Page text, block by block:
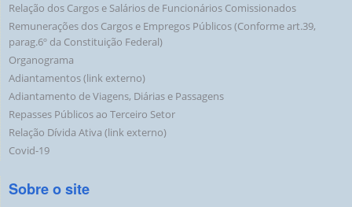
Relação dos Cargos e Salários de Funcionários Comissionados
Remunerações dos Cargos e Empregos Públicos (Conforme art.39,
parag.6º da Constituição Federal)
Organograma
Adiantamentos (link externo)
Adiantamento de Viagens, Diárias e Passagens
Repasses Públicos ao Terceiro Setor
Relação Dívida Ativa (link externo)
Covid-19
Sobre o site